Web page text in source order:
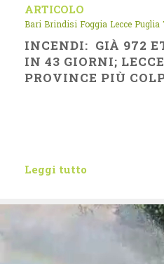
ARTICOLO
Bari Brindisi Foggia Lecce Puglia
INCENDI: GIÀ 972
IN 43 GIORNI;
PROVINCE PIÙ
Leggi tutto